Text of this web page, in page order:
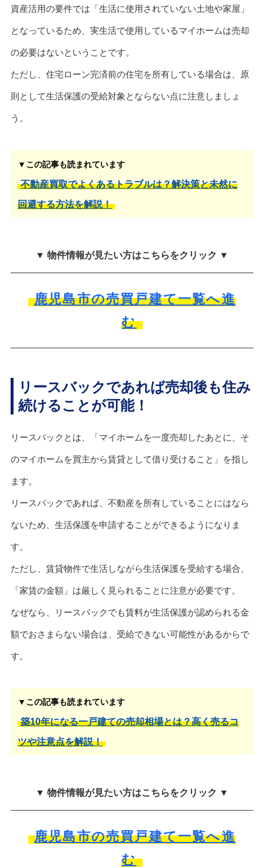
資産活用の要件では「生活に使用されていない土地や家屋」
となっているため、実生活で使用しているマイホームは売却
の必要はないということです。
ただし、住宅ローン完済前の住宅を所有している場合は、原
則として生活保護の受給対象とならない点に注意しましょ
う。
▼この記事も読まれています
不動産買取でよくあるトラブルは？解決策と未然に
回避する方法を解説！
▼ 物件情報が見たい方はこちらをクリック ▼
鹿児島市の売買戸建て一覧へ進
む
リースバックであれば売却後も住み
続けることが可能！
リースバックとは、「マイホームを一度売却したあとに、そ
のマイホームを買主から賃貸として借り受けること」を指し
ます。
リースバックであれば、不動産を所有していることにはなら
ないため、生活保護を申請することができるようになりま
す。
ただし、賃貸物件で生活しながら生活保護を受給する場合、
「家賃の金額」は厳しく見られることに注意が必要です。
なぜなら、リースバックでも賃料が生活保護が認められる金
額でおさまらない場合は、受給できない可能性があるからで
す。
▼この記事も読まれています
築10年になる一戸建ての売却相場とは？高く売るコ
ツや注意点を解説！
▼ 物件情報が見たい方はこちらをクリック ▼
鹿児島市の売買戸建て一覧へ進
む